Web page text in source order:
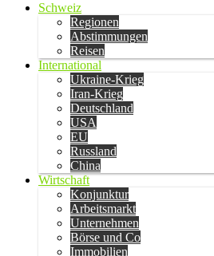
Schweiz
Regionen
Abstimmungen
Reisen
International
Ukraine-Krieg
Iran-Krieg
Deutschland
USA
EU
Russland
China
Wirtschaft
Konjunktur
Arbeitsmarkt
Unternehmen
Börse und Co
Immobilien